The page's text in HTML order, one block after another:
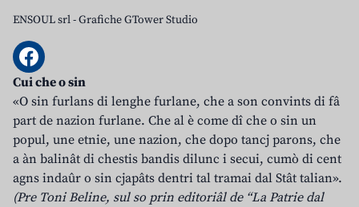
ENSOUL srl-Grafiche GTower Studio
Cui che o sin
«O sin furlans di lenghe furlane, che a son convints di fâ
part de nazion furlane. Che al è come dî che o sin un
popul, une etnie, une nazion, che dopo tancj parons, che
a àn balinât di chestis bandis dilunc i secui, cumò di cent
agns indaûr o sin cjapâts dentri tal tramai dal Stât talian».
(Pre Toni Beline, sul so prin editoriâl de “La Patrie dal